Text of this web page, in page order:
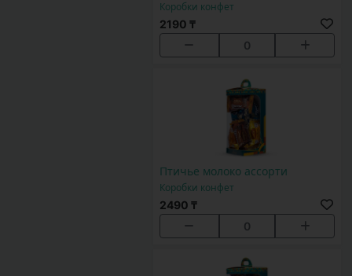
Коробки конфет
2190 ₸
0
Птичье молоко ассорти
Коробки конфет
2490 ₸
0